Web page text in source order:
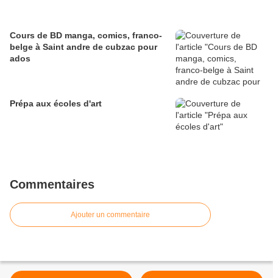
Cours de BD manga, comics, franco-
belge à Saint andre de cubzac pour
ados
Prépa aux écoles d'art
Commentaires
Ajouter un commentaire